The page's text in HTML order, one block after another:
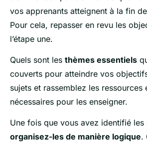
vos apprenants atteignent à la fin
Pour cela, repasser en revu les
l’étape une.
Quels sont les thèmes essentiels
couverts pour atteindre vos
sujets et rassemblez les ressources
nécessaires pour les enseigner.
Une fois que vous avez identifié les
organisez-les de manière logique.